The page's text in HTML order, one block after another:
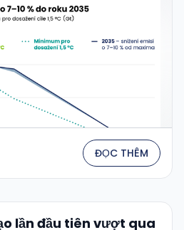
ĐỌC THÊM
lần đầu tiên vượt qua